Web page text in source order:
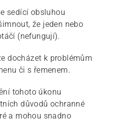
sedící obsluhou
že jeden nebo
(nefungují).
docházet k problémům
či s řemenem.
tohoto úkonu
důvodů ochranné
a mohou snadno